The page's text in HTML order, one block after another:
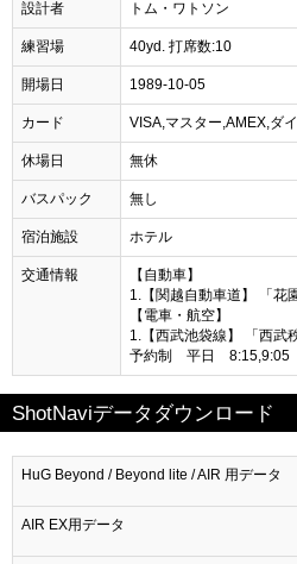
設計者 トム・ワトソン
練習場 40yd. 打席数:10
開場日 1989-10-05
カード VISA,マスター,AMEX,ダ
休場日 無休
バスパック 無し
宿泊施設 ホテル
交通情報
【自動車】
1.【関越自動車道】 「花
【電車・航空】
1.【西武池袋線】 「西武
予約制 平日
ShotNaviデータダウンロード
HuG Beyond / Beyond lite / AIR 用データ
AIR EX用データ